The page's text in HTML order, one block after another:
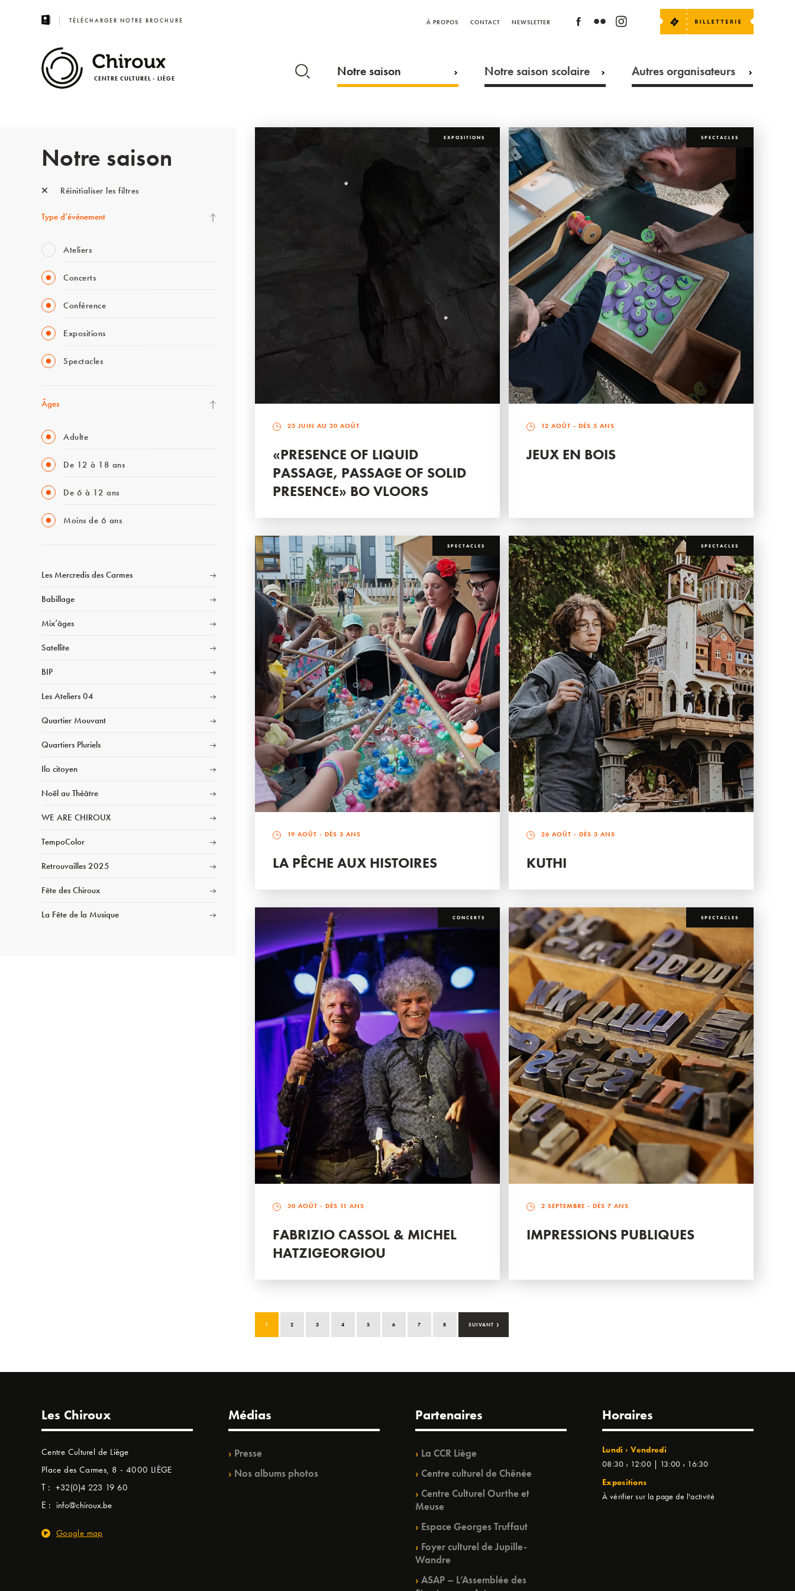
TÉLÉCHARGER NOTRE BROCHURE À PROPOS CONTACT NEWSLETTER
CENTRE CULTUREL - LIÈGE Notre saison Notre saison scolaire Autres organisateurs
Notre saison
Réinitialiser les filtres
Type d’événement
Ateliers
Concerts
Conférence
Expositions
Spectacles
Âges
Adulte
De 12 à 18 ans
De 6 à 12 ans
Moins de 6 ans
Les Mercredis des Carmes
Babillage
Mix’âges
Satellite
BIP
Les Ateliers 04
Quartier Mouvant
Quartiers Pluriels
Ilo citoyen
Noël au Théâtre
WE ARE CHIROUX
TempoColor
Retrouvailles 2025
Fête des Chiroux
La Fête de la Musique
EXPOSITIONS
25 JUIN AU 30 AOÛT
«PRESENCE OF LIQUID
PASSAGE, PASSAGE OF SOLID
PRESENCE» BO VLOORS
SPECTACLES
12 AOÛT - DÈS 5 ANS
JEUX EN BOIS
SPECTACLES
19 AOÛT - DÈS 3 ANS
LA PÊCHE AUX HISTOIRES
SPECTACLES
26 AOÛT - DÈS 3 ANS
KUTHI
CONCERTS
30 AOÛT - DÈS 11 ANS
FABRIZIO CASSOL & MICHEL
HATZIGEORGIOU
SPECTACLES
2 SEPTEMBRE - DÈS 7 ANS
IMPRESSIONS PUBLIQUES
1 2 3 4 5 6 7 8 SUIVANT ›
Les Chiroux
Centre Culturel de Liège
Place des Carmes, 8 - 4000 LIÈGE
T : +32(0)4 223 19 60
E : info@chiroux.be
Google map
Médias
Presse
Nos albums photos
Partenaires
La CCR Liège
Centre culturel de Chênée
Centre Culturel Ourthe et
Meuse
Espace Georges Truffaut
Foyer culturel de Jupille-
Wandre
ASAP – L’Assemblée des
Horaires
Lundi › Vendredi
08:30 › 12:00 | 13:00 › 16:30
Expositions
À vérifier sur la page de l'activité